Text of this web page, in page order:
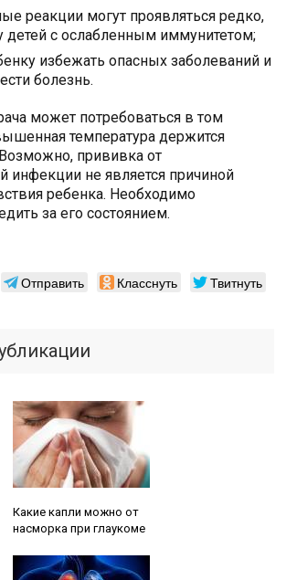
реакции могут проявляться редко,
детей с ослабленным иммунитетом;
избежать опасных заболеваний и
болезнь.
может потребоваться в том
температура держится
прививка от
инфекции не является причиной
ребенка. Необходимо
за его состоянием.
Отправить Класснуть Твитнуть
Какие капли можно от
насморка при глаукоме